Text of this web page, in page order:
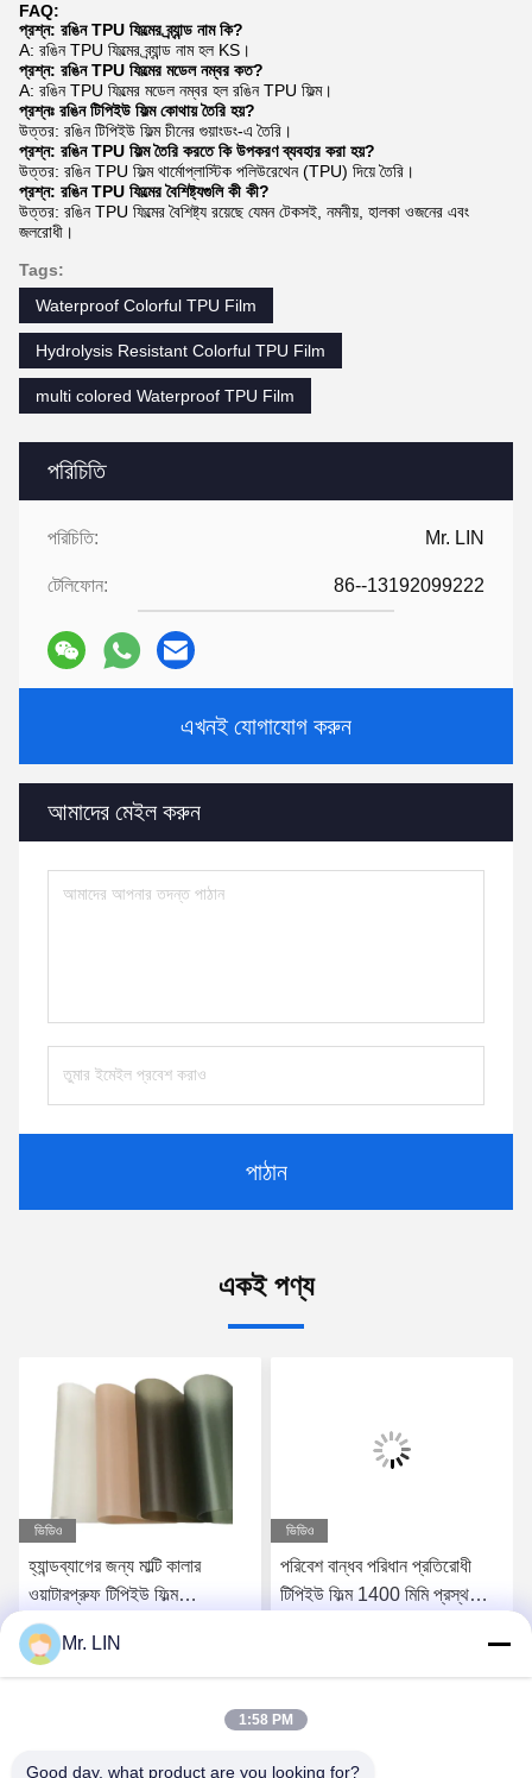
পরিচিতি
পরিচিতি: Mr. LIN
টেলিফোন: 86--13192099222
এখনই যোগাযোগ করুন
আমাদের মেইল ​​করুন
পাঠান
FAQ:
প্রশ্ন: রঙিন TPU ফিল্মের ব্র্যান্ড নাম কি?
A: রঙিন TPU ফিল্মের ব্র্যান্ড নাম হল KS।
প্রশ্ন: রঙিন TPU ফিল্মের মডেল নম্বর কত?
A: রঙিন TPU ফিল্মের মডেল নম্বর হল রঙিন TPU ফিল্ম।
প্রশ্নঃ রঙিন টিপিইউ ফিল্ম কোথায় তৈরি হয়?
উত্তর: রঙিন টিপিইউ ফিল্ম চীনের গুয়াংডং-এ তৈরি।
প্রশ্ন: রঙিন TPU ফিল্ম তৈরি করতে কি উপকরণ ব্যবহার করা হয়?
উত্তর: রঙিন TPU ফিল্ম থার্মোপ্লাস্টিক পলিউরেথেন (TPU) দিয়ে তৈরি।
প্রশ্ন: রঙিন TPU ফিল্মের বৈশিষ্ট্যগুলি কী কী?
উত্তর: রঙিন TPU ফিল্মের বৈশিষ্ট্য রয়েছে যেমন টেকসই, নমনীয়, হালকা ওজনের এবং
জলরোধী।
Tags:
Waterproof Colorful TPU Film
Hydrolysis Resistant Colorful TPU Film
multi colored Waterproof TPU Film
একই পণ্য
ভিডিও
হ্যান্ডব্যাগের জন্য মাল্টি কালার
ওয়াটারপ্রুফ টিপিইউ ফিল্ম
-১০°সি-১২০°সি তাপমাত্রা প্রতিরোধী
সেরা মূল্য পান
ভিডিও
পরিবেশ বান্ধব পরিধান প্রতিরোধী
টিপিইউ ফিল্ম 1400 মিমি প্রস্থ
সেরা মূল্য পান
Mr. LIN
1:58 PM
Good day, what product are you looking for?